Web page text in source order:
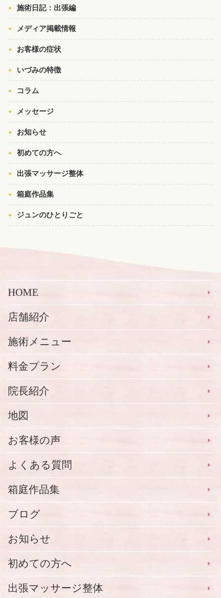
施術日記：出張編
メディア掲載情報
お客様の症状
いづみの特徴
コラム
メッセージ
お知らせ
初めての方へ
出張マッサージ整体
箱庭作品集
ジュンのひとりごと
HOME
店舗紹介
施術メニュー
料金プラン
院長紹介
地図
お客様の声
よくある質問
箱庭作品集
ブログ
お知らせ
初めての方へ
出張マッサージ整体